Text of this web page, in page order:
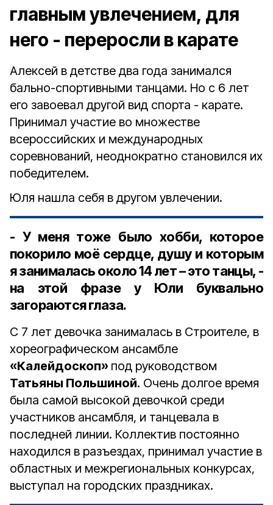
главным увлечением, для
него - переросли в карате
Алексей в детстве два года занимался
бально-спортивными танцами. Но с 6 лет
его завоевал другой вид спорта - карате.
Принимал участие во множестве
всероссийских и международных
соревнований, неоднократно становился их
победителем.
Юля нашла себя в другом увлечении.
- У меня тоже было хобби, которое
покорило моё сердце, душу и которым
я занималась около 14 лет – это танцы, -
на этой фразе у Юли буквально
загораются глаза.
С 7 лет девочка занималась в Строителе, в
хореографическом ансамбле
«Калейдоскоп» под руководством
Татьяны Польшиной. Очень долгое время
была самой высокой девочкой среди
участников ансамбля, и танцевала в
последней линии. Коллектив постоянно
находился в разъездах, принимал участие в
областных и межрегиональных конкурсах,
выступал на городских праздниках.